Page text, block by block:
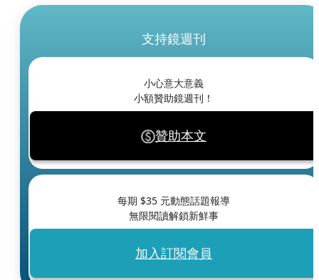
支持鏡週刊
小心意大意義
小額贊助鏡週刊！
贊助本文
每期 $35 元動態話題報導
無限閱讀解鎖新鮮事
加入訂閱會員